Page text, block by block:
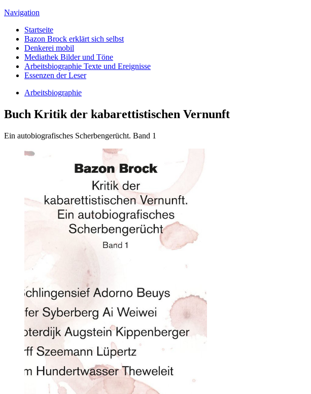
Navigation
Startseite
Bazon Brock erklärt sich selbst
Denkerei mobil
Mediathek Bilder und Töne
Arbeitsbiographie Texte und Ereignisse
Essenzen der Leser
Arbeitsbiographie
Buch Kritik der kabarettistischen Vernunft
Ein autobiografisches Scherbengerücht. Band 1